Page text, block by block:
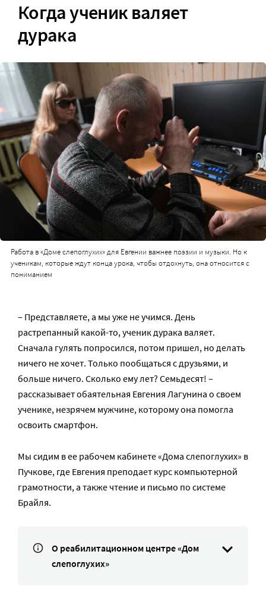
Когда ученик валяет
дурака
Работа в «Доме слепоглухих» для Евгении важнее поэзии и музыки. Но к
ученикам, которые ждут конца урока, чтобы отдохнуть, она относится с
пониманием
– Представляете, а мы уже не учимся. День
растрепанный какой-то, ученик дурака валяет.
Сначала гулять попросился, потом пришел, но делать
ничего не хочет. Только пообщаться с друзьями, и
больше ничего. Сколько ему лет? Семьдесят! –
рассказывает обаятельная Евгения Лагунина о своем
ученике, незрячем мужчине, которому она помогла
освоить смартфон.
Мы сидим в ее рабочем кабинете «Дома слепоглухих» в
Пучкове, где Евгения преподает курс компьютерной
грамотности, а также чтение и письмо по системе
Брайля.
О реабилитационном центре «Дом
слепоглухих»